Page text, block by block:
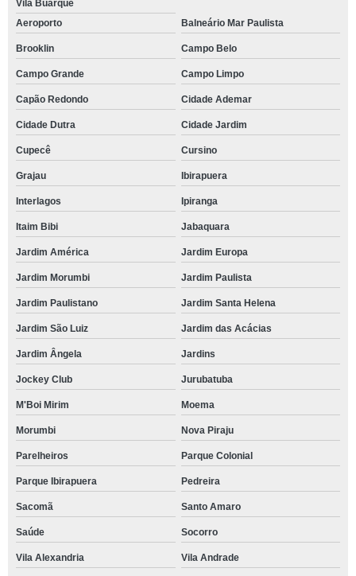
Vila Buarque
Aeroporto
Balneário Mar Paulista
Brooklin Campo Belo
Campo Grande Campo Limpo
Capão Redondo Cidade Ademar
Cidade Dutra Cidade Jardim
Cupecê Cursino
Grajau Ibirapuera
Interlagos Ipiranga
Itaim Bibi Jabaquara
Jardim América Jardim Europa
Jardim Morumbi Jardim Paulista
Jardim Paulistano Jardim Santa Helena
Jardim São Luiz Jardim das Acácias
Jardim Ângela Jardins
Jockey Club Jurubatuba
M'Boi Mirim Moema
Morumbi Nova Piraju
Parelheiros Parque Colonial
Parque Ibirapuera Pedreira
Sacomã Santo Amaro
Saúde Socorro
Vila Alexandria Vila Andrade